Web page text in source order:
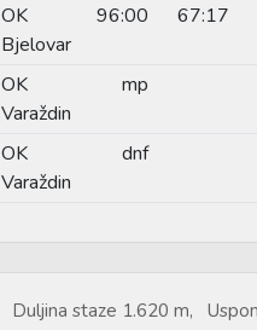
OK
Bjelovar
96:00 67:17
OK
Varaždin
mp
OK
Varaždin
dnf
Duljina staze 1.620 m,